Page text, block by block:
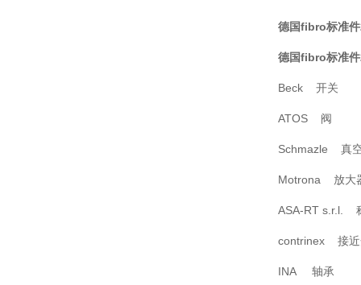
德国fibro标准
德国fibro标准
Beck 开关
ATOS 阀
Schmazle 真
Motrona 放大
ASA-RT s.r.l.
contrinex 接近
INA 轴承